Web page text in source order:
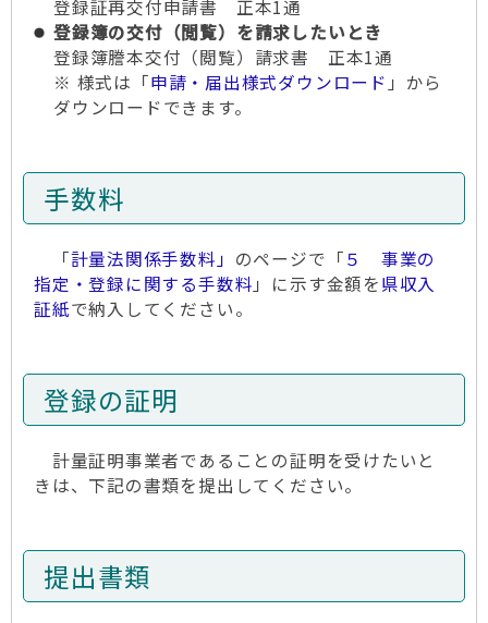
登録証再交付申請書 正本1通
登録簿の交付（閲覧）を請求したいとき
登録簿謄本交付（閲覧）請求書 正本1通
※ 様式は「申請・届出様式ダウンロード 」から
ダウンロードできます。
手数料
「計量法関係手数料」 のページで「５ 事業の
指定・登録に関する手数料 」に示す金額を県収入
証紙で納入してください。
登録の証明
計量証明事業者であることの証明を受けたいと
きは、下記の書類を提出してください。
提出書類